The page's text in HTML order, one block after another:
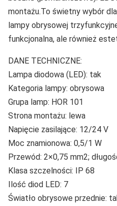
montażu.To świetny wybór
lampy obrysowej
funkcjonalna, ale również
DANE TECHNICZNE:
Lampa diodowa (LED): tak
Kategoria lampy: obrysowa
Grupa lamp: HOR 101
Strona montażu: lewa
Napięcie zasilające: 12/24 V
Moc znamionowa: 0,5/1 W
Przewód: 2×0,75 mm2;
Klasa szczelności: IP 68
Ilość diod LED: 7
Światło obrysowe przednie: